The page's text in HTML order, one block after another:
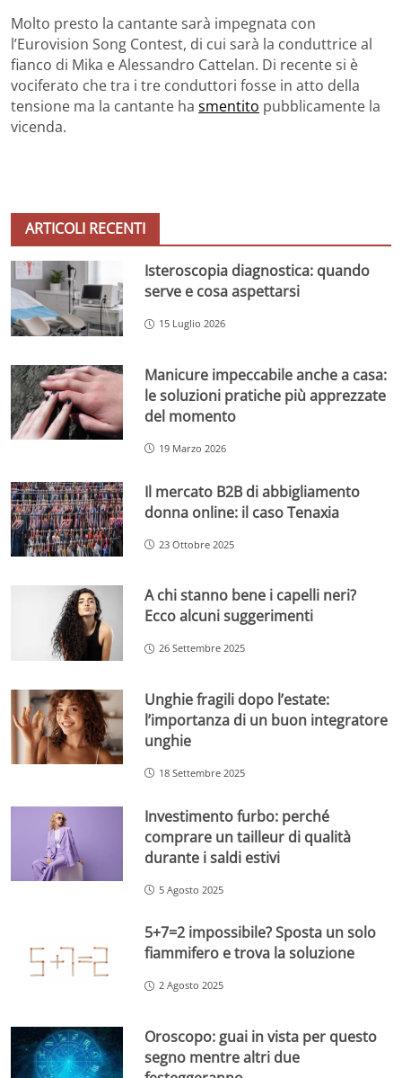
Molto presto la cantante sarà impegnata con
l’Eurovision Song Contest, di cui sarà la conduttrice al
fianco di Mika e Alessandro Cattelan. Di recente si è
vociferato che tra i tre conduttori fosse in atto della
tensione ma la cantante ha smentito pubblicamente la
vicenda.
ARTICOLI RECENTI
Isteroscopia diagnostica: quando
serve e cosa aspettarsi
15 Luglio 2026
Manicure impeccabile anche a casa:
le soluzioni pratiche più apprezzate
del momento
19 Marzo 2026
Il mercato B2B di abbigliamento
donna online: il caso Tenaxia
23 Ottobre 2025
A chi stanno bene i capelli neri?
Ecco alcuni suggerimenti
26 Settembre 2025
Unghie fragili dopo l’estate:
l’importanza di un buon integratore
unghie
18 Settembre 2025
Investimento furbo: perché
comprare un tailleur di qualità
durante i saldi estivi
5 Agosto 2025
5+7=2 impossibile? Sposta un solo
fiammifero e trova la soluzione
2 Agosto 2025
Oroscopo: guai in vista per questo
segno mentre altri due